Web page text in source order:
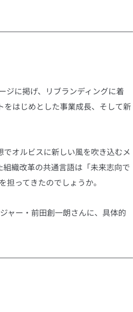
ジに掲げ、リブランディングに着
はじめとした事業成長、そして新
オルビスに新しい風を吹き込むメ
織改革の共通言語は「未来志向で
ってきたのでしょうか。
ャー・前田創一朗さんに、具体的